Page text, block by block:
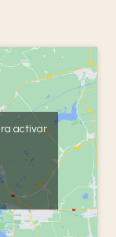
activar